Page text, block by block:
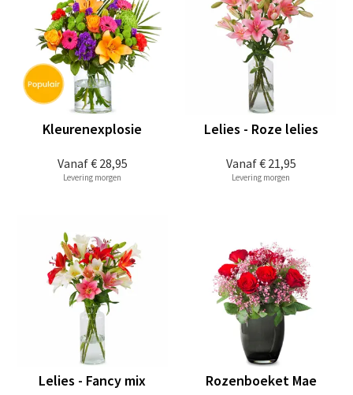
Vanaf€ 28,95
Kleurenexplosie
Levering morgen
Vanaf€ 21,95
Lelies - Roze lelies
Levering morgen
Lelies - Fancy mix Rozenboeket Mae